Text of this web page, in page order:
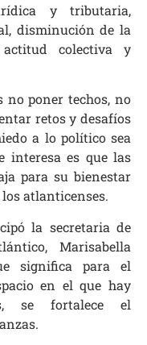
y tributaria,
disminución de la
colectiva y
no poner techos, no
retos y desafíos
a lo político sea
interesa es que las
para su bienestar
atlanticenses.
la secretaria de
Marisabella
significa para el
en el que hay
se fortalece el